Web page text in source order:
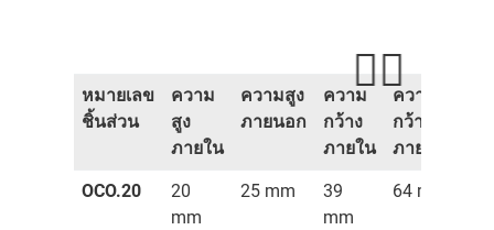
หมายเลข
ชิ้นส่วน
ความ
สูง
ภายใน
ความสูง
ภายนอก
ความ
กว้าง
ภายใน
ความ
กว้าง
ภายนอก
OCO.20
20
mm
25 mm
39
mm
64 mm